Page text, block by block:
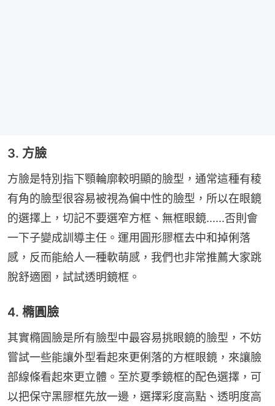
3. 方臉
方臉是特別指下顎輪廓較明顯的臉型，通常這種有稜
有角的臉型很容易被視為偏中性的臉型，所以在眼鏡
的選擇上，切記不要選窄方框、無框眼鏡......否則會
一下子變成訓導主任。運用圓形膠框去中和掉俐落
感，反而能給人一種軟萌感，我們也非常推薦大家跳
脫舒適圈，試試透明鏡框。
4. 橢圓臉
其實橢圓臉是所有臉型中最容易挑眼鏡的臉型，不妨
嘗試一些能讓外型看起來更俐落的方框眼鏡，來讓臉
部線條看起來更立體。至於夏季鏡框的配色選擇，可
以把保守黑膠框先放一邊，選擇彩度高點、透明度高